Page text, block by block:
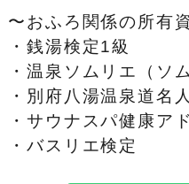
〜おふろ関係の所有
・銭湯検定1級
・温泉ソムリエ（ソ
・別府八湯温泉道名人
・サウナスパ健康ア
・バスリエ検定